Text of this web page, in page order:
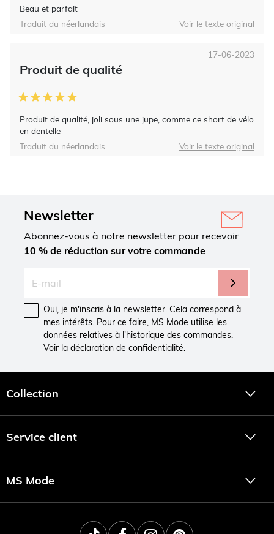
Beau et parfait
Traduit du néerlandais Voir le texte original
Produit de qualité
Produit de qualité, joli sous une jupe, comme ce short de vélo
en dentelle
17-06-2023
Traduit du néerlandais Voir le texte original
Newsletter
Abonnez-vous à notre newsletter pour recevoir
10 % de réduction sur votre commande
Oui, je m'inscris à la newsletter. Cela correspond à
mes intérêts. Pour ce faire, MS Mode utilise les
données relatives à l'historique des commandes.
Voir la déclaration de confidentialité.
Collection
Service client
MS Mode